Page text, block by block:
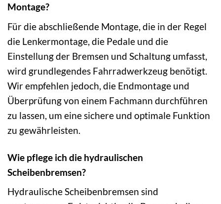
Montage?
Für die abschließende Montage, die in der Regel
die Lenkermontage, die Pedale und die
Einstellung der Bremsen und Schaltung umfasst,
wird grundlegendes Fahrradwerkzeug benötigt.
Wir empfehlen jedoch, die Endmontage und
Überprüfung von einem Fachmann durchführen
zu lassen, um eine sichere und optimale Funktion
zu gewährleisten.
Wie pflege ich die hydraulischen
Scheibenbremsen?
Hydraulische Scheibenbremsen sind